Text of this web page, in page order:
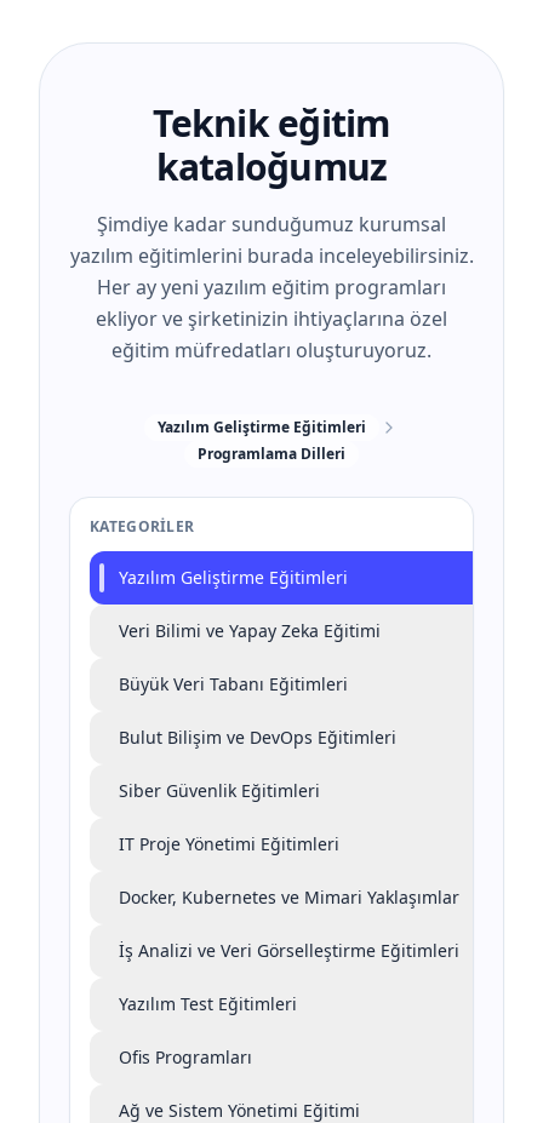
Teknik eğitim
kataloğumuz
Şimdiye kadar sunduğumuz kurumsal
yazılım eğitimlerini burada inceleyebilirsiniz.
Her ay yeni yazılım eğitim programları
ekliyor ve şirketinizin ihtiyaçlarına özel
eğitim müfredatları oluşturuyoruz.
Yazılım Geliştirme Eğitimleri
Programlama Dilleri
KATEGORILER
Yazılım Geliştirme Eğitimleri
Veri Bilimi ve Yapay Zeka Eğitimi
Büyük Veri Tabanı Eğitimleri
Bulut Bilişim ve DevOps Eğitimleri
Siber Güvenlik Eğitimleri
IT Proje Yönetimi Eğitimleri
Docker, Kubernetes ve Mimari Yaklaşımlar
İş Analizi ve Veri Görselleştirme Eğitimleri
Yazılım Test Eğitimleri
Ofis Programları
Ağ ve Sistem Yönetimi Eğitimi